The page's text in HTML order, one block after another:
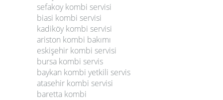
sefakoy kombi servisi
biasi kombi servisi
kadiköy kombi servisi
ariston kombi bakımı
eskişehir kombi servisi
bursa kombi servis
baykan kombi yetkili servis
atasehir kombi servisi
baretta kombi